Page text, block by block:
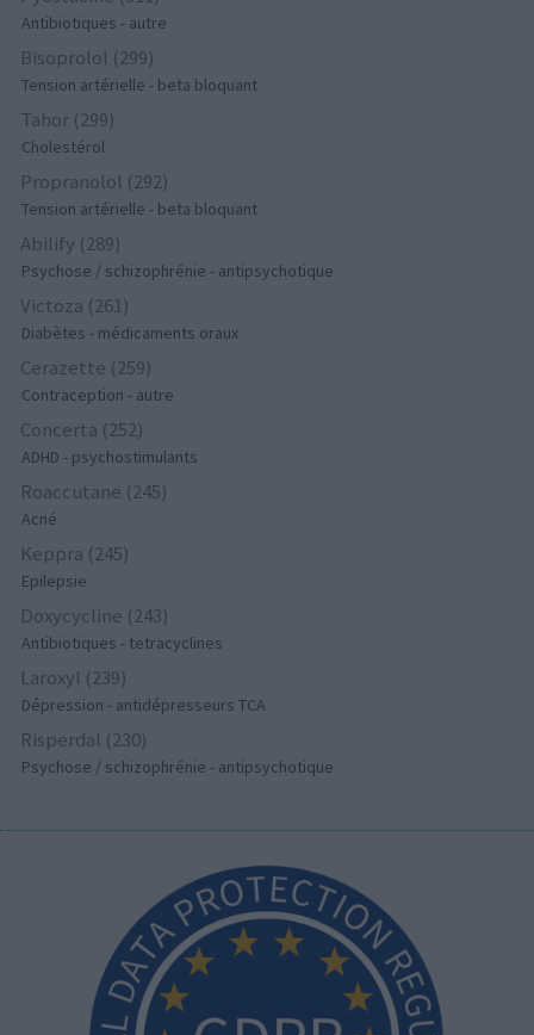
Antibiotiques - autre
Bisoprolol (299)
Tension artérielle - beta bloquant
Tahor (299)
Cholestérol
Propranolol (292)
Tension artérielle - beta bloquant
Abilify (289)
Psychose / schizophrénie - antipsychotique
Victoza (261)
Diabètes - médicaments oraux
Cerazette (259)
Contraception - autre
Concerta (252)
ADHD - psychostimulants
Roaccutane (245)
Acné
Keppra (245)
Epilepsie
Doxycycline (243)
Antibiotiques - tetracyclines
Laroxyl (239)
Dépression - antidépresseurs TCA
Risperdal (230)
Psychose / schizophrénie - antipsychotique